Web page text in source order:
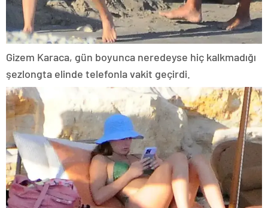
Gizem Karaca, gün boyunca neredeyse hiç kalkmadığı
şezlongta elinde telefonla vakit geçirdi.